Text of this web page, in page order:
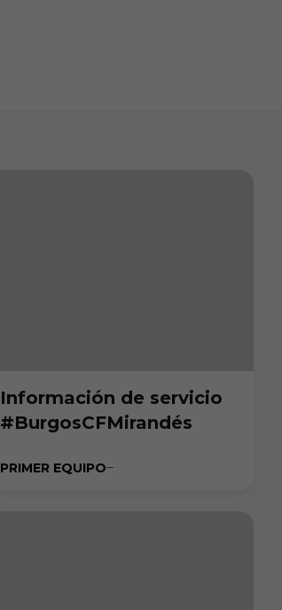
Información de servicio
#BurgosCFMirandés
PRIMER EQUIPO